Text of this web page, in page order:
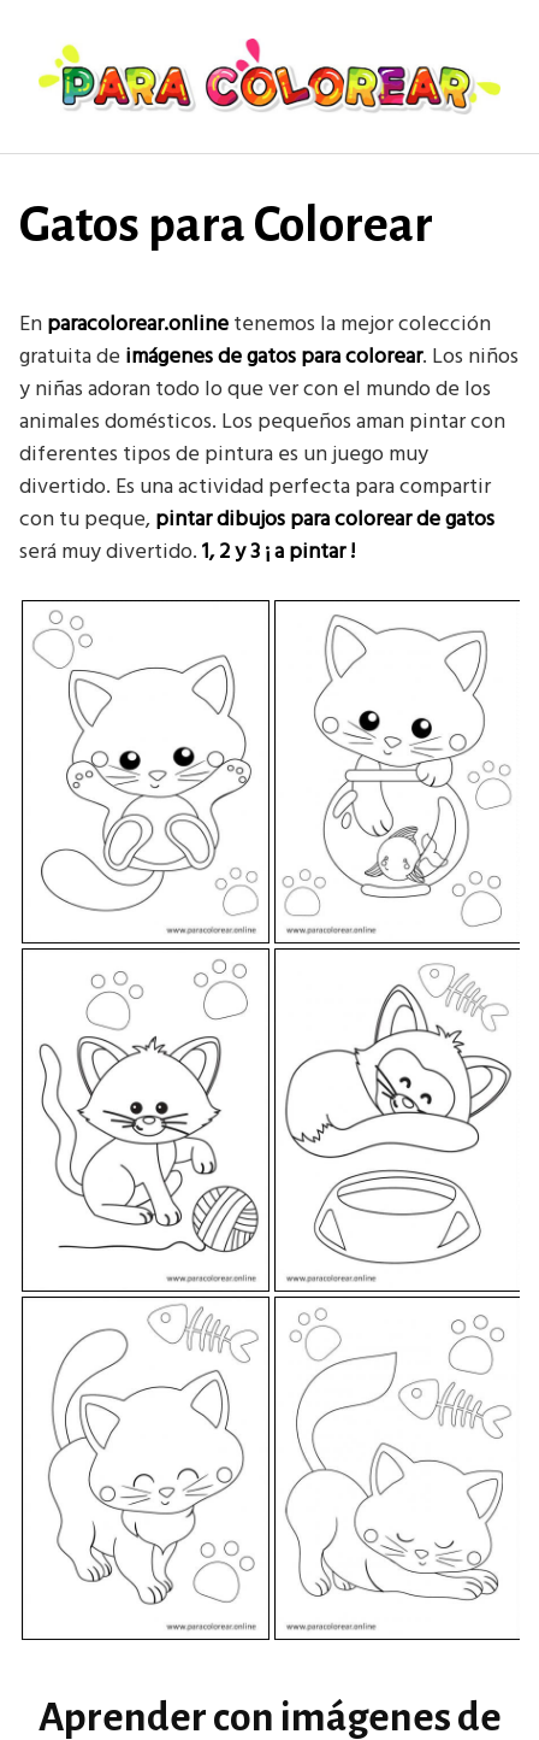
contenido
Gatos para Colorear
Enparacolorear.onlinetenemos la mejor colección
gratuita de imágenes de gatos para colorear. Los niños
y niñas adoran todo lo que ver con el mundo de los
animales domésticos. Los pequeños aman pintar con
diferentes tipos de pintura es un juego muy
divertido. Es una actividad perfecta para compartir
con tu peque,pintar dibujos para colorear de gatos
será muy divertido.1, 2 y 3¡ a pintar !
Aprender con imágenes de